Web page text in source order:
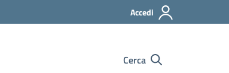
Accedi
Cerca